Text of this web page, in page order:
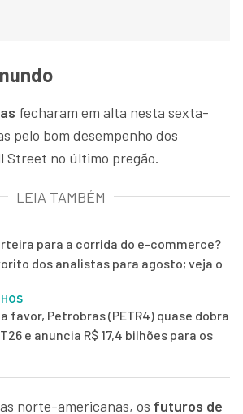
fecharam em alta nesta sexta-
pelo bom desempenho dos
Street no último pregão.
LEIA TAMBÉM
para a corrida do e-commerce?
dos analistas para agosto; veja o
favor, Petrobras (PETR4) quase dobra
e anuncia R$ 17,4 bilhões para os
norte-americanas, os futuros de